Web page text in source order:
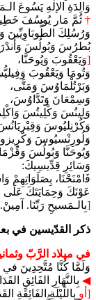
وَالِدَةِ الإلٰهِ يَسُوعَ
† ثُمَّ مَار يُوسُفَ
وَرُسُلِكَ الطُّوبَاوِيِّينَ
بُطرُسَ وَبُولُسَ
[وَيَعْقُوبَ وَيُوحَنَّا،
وَتُومَا وَيَعْقُوبَ
وَبَرْتُلْمَاوُسَ وَمَتَّى،
وَسِمْعَانَ وَتَدَّاوُسَ،
وَلِينُسَ وَكْلِيتُسَ
وَكُرْنِليُوسَ
وَلُورِنْسيُوسَ
وَيُوحَنَّا وَبُولُسَ
وَسَائِرِ قِدِّيسِيكَ:
ﻓَامْنَحْنَا، بِصَلَوَاتِهِمْ
عَوْنَكَ وَحِمَايَتَكَ عَلَى
[بِالـمَسيحِ رَبِّنَا. آمِينْ.
ذكر القدّيسين في
في ميلاد الرَّبّ
وَلَمَّا كُنَّا مُتَّحِدِينَ
◀︎ بِالنَّهَارِ الفَائِقِ
[أو بِاللَيْلَةِ الفَائِقَةِ